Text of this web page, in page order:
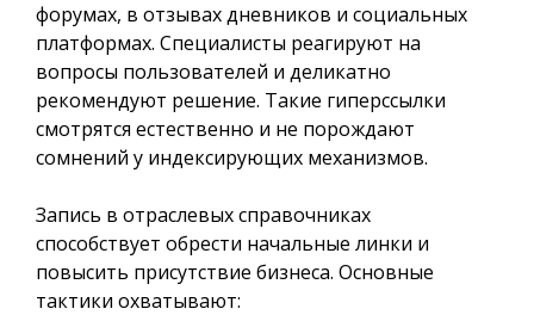
форумах, в отзывах дневников и социальных
платформах. Специалисты реагируют на
вопросы пользователей и деликатно
рекомендуют решение. Такие гиперссылки
смотрятся естественно и не порождают
сомнений у индексирующих механизмов.
Запись в отраслевых справочниках
способствует обрести начальные линки и
повысить присутствие бизнеса. Основные
тактики охватывают: